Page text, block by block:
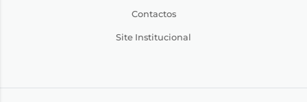
Contactos
Site Institucional